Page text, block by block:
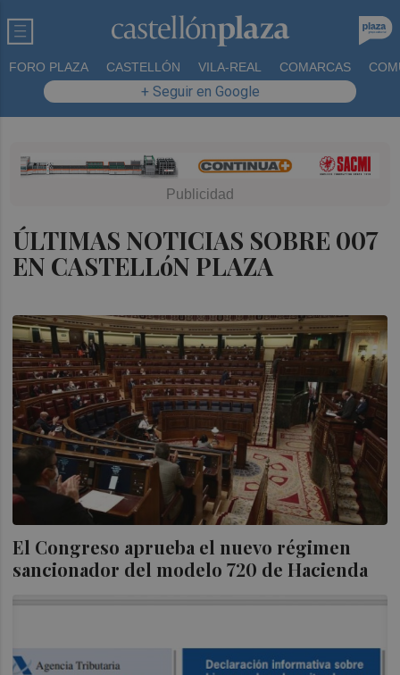
FORO PLAZA CASTELLÓN VILA-REAL COMARCAS
+ Seguir en Google
ÚLTIMAS NOTICIAS SOBRE 007
EN CASTELLóN PLAZA
El Congreso aprueba el nuevo régimen
sancionador del modelo 720 de Hacienda